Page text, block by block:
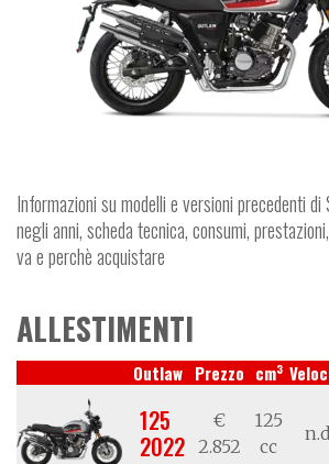
Informazioni su modelli e versioni precedenti
negli anni, scheda tecnica, consumi,
va e perchè acquistare
ALLESTIMENTI
Outlaw Prezzo cm3
125
2022
€
2.852
125
cc